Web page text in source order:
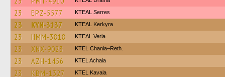
23 EPZ-5577 KTEAL Serres
23 KYN-3137 KTEAL Kerkyra
23 HMM-3818 KTEAL Veria
23 XNX-9023 KTEL Chania–Reth.
23 AZH-1456 KTEL Achaia
23 KBM-1327 KTEL Kavala